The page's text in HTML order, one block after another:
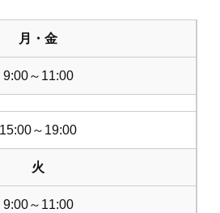
月・金
9:00～11:00
15:00～19:00
火
9:00～11:00